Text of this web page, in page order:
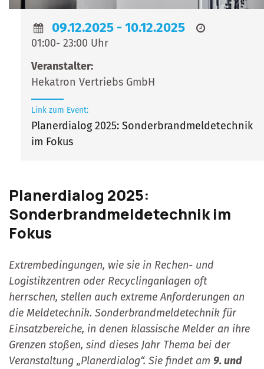
09.12.2025 -10.12.2025
01:00- 23:00 Uhr
Veranstalter
Hekatron Vertriebs GmbH
Link zum Event:
Planerdialog 2025: Sonderbrandmeldetechnik
im Fokus
Planerdialog 2025:
Sonderbrandmeldetechnik im
Fokus
Extrembedingungen, wie sie in Rechen- und
Logistikzentren oder Recyclinganlagen oft
herrschen, stellen auch extreme Anforderungen an
die Meldetechnik. Sonderbrandmeldetechnik für
Einsatzbereiche, in denen klassische Melder an ihre
Grenzen stoßen, sind dieses Jahr Thema bei der
Veranstaltung „Planerdialog“. Sie findet am 9. und